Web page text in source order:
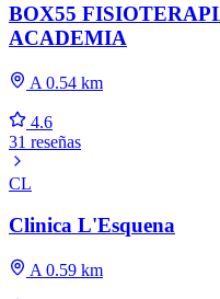
BOX55
ACADEMIA
A 0.54 km
4.6
31 reseñas
CL
Clinica L'Esquena
A 0.59 km